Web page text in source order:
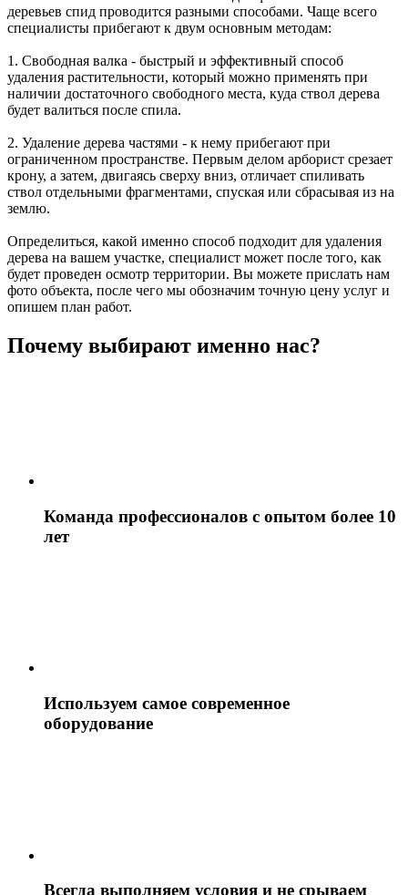
деревьев спид проводится разными способами. Чаще всего
специалисты прибегают к двум основным методам:
1. Свободная валка - быстрый и эффективный способ
удаления растительности, который можно применять при
наличии достаточного свободного места, куда ствол дерева
будет валиться после спила.
2. Удаление дерева частями - к нему прибегают при
ограниченном пространстве. Первым делом арборист срезает
крону, а затем, двигаясь сверху вниз, отличает спиливать
ствол отдельными фрагментами, спуская или сбрасывая из на
землю.
Определиться, какой именно способ подходит для удаления
дерева на вашем участке, специалист может после того, как
будет проведен осмотр территории. Вы можете прислать нам
фото объекта, после чего мы обозначим точную цену услуг и
опишем план работ.
Почему выбирают именно нас?
Команда профессионалов с опытом более 10
лет
Используем самое современное
оборудование
Всегда выполняем условия и не срываем